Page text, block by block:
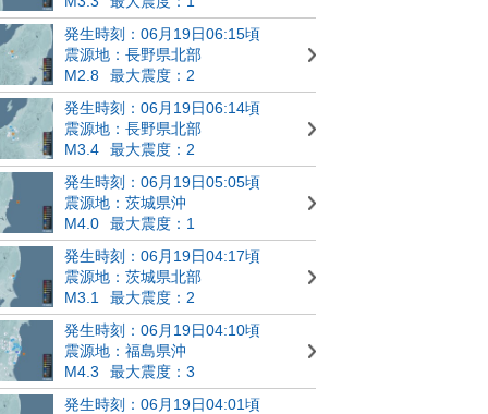
発生時刻：06月19日06:15頃
震源地：長野県北部
M2.8
最大震度：2
発生時刻：06月19日06:14頃
震源地：長野県北部
M3.4
最大震度：2
発生時刻：06月19日05:05頃
震源地：茨城県沖
M4.0
最大震度：1
発生時刻：06月19日04:17頃
震源地：茨城県北部
M3.1
最大震度：2
発生時刻：06月19日04:10頃
震源地：福島県沖
M4.3
最大震度：3
発生時刻：06月19日04:01頃